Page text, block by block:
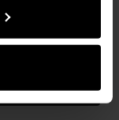
i
te informacje z